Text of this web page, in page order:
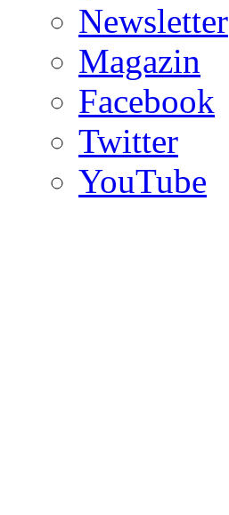
Newsletter
Magazin
Facebook
Twitter
YouTube